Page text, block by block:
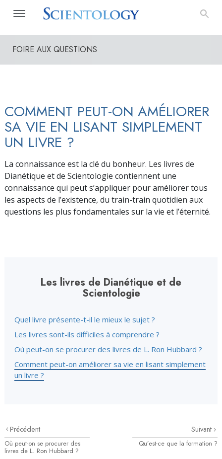
FOIRE AUX QUESTIONS
COMMENT PEUT-ON AMÉLIORER
SA VIE EN LISANT SIMPLEMENT
UN LIVRE ?
La connaissance est la clé du bonheur. Les livres de
Dianétique et de Scientologie contiennent une
connaissance qui peut s’appliquer pour améliorer tous
les aspects de l’existence, du train-train quotidien aux
questions les plus fondamentales sur la vie et l’éternité.
Les livres de Dianétique et de
Scientologie
Quel livre présente-t-il le mieux le sujet ?
Les livres sont-ils difficiles à comprendre ?
Où peut-on se procurer des livres de L. Ron Hubbard ?
Comment peut-on améliorer sa vie en lisant simplement
un livre ?
Précédent
Où peut-on se procurer des
livres de L. Ron Hubbard ?
Suivant
Qu’est-ce que la formation ?